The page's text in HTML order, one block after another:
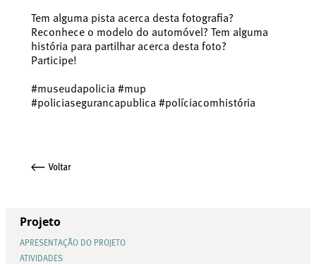
Tem alguma pista acerca desta fotografia?
Reconhece o modelo do automóvel? Tem alguma
história para partilhar acerca desta foto?
Participe!
#museudapolicia #mup
#policiasegurancapublica #políciacomhistória
Projeto
APRESENTAÇÃO DO PROJETO
ATIVIDADES